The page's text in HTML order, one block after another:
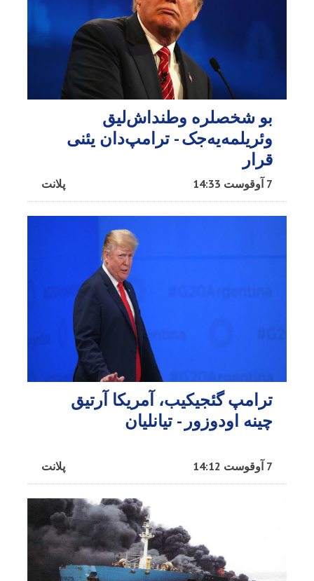
بو شخصلره وطنداش‌لیق
وئریلمه‌یه‌جک - ترامپ‌دان یئنی
قرار
پلانت 7 آوقوست 14:33
ترامپ گئجیکیب، آمریکا آرتیق
چینه اودوزور - تیانلیان
پلانت 7 آوقوست 14:12